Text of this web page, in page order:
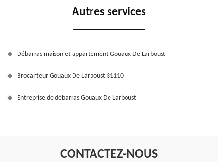
Autres services
Débarras maison et appartement Gouaux De Larboust
Brocanteur Gouaux De Larboust 31110
Entreprise de débarras Gouaux De Larboust
CONTACTEZ-NOUS